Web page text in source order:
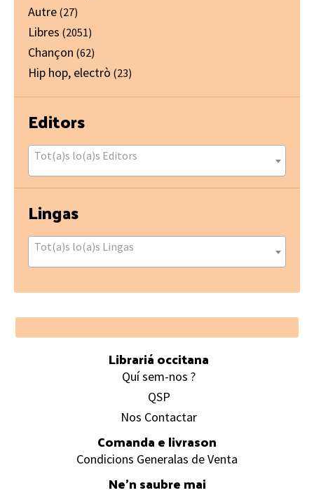
Autre (27)
Libres (2051)
Chançon (62)
Hip hop, electrò (23)
Editors
Tot(a)s lo(a)s Editors
Lingas
Tot(a)s lo(a)s Lingas
Footer
Librariá occitana
Quí sem-nos ?
QSP
Nos Contactar
Comanda e livrason
Condicions Generalas de Venta
Ne’n saubre mai